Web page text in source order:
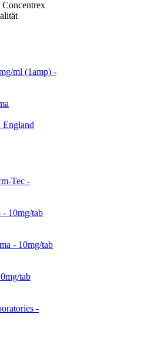
ml (1amp) -
England
Tec -
- 10mg/tab
- 10mg/tab
tab
-